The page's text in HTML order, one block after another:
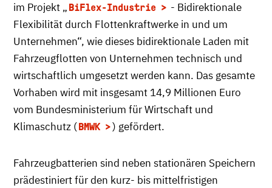
im Projekt „ BiFlex-Industrie
- Bidirektionale
Flexibilität durch Flottenkraftwerke in und um
Unternehmen“, wie dieses bidirektionale Laden mit
Fahrzeugflotten von Unternehmen technisch und
wirtschaftlich umgesetzt werden kann. Das gesamte
Vorhaben wird mit insgesamt 14,9 Millionen Euro
vom Bundesministerium für Wirtschaft und
Klimaschutz ( BMWK ) gefördert.
Fahrzeugbatterien sind neben stationären Speichern
prädestiniert für den kurz- bis mittelfristigen